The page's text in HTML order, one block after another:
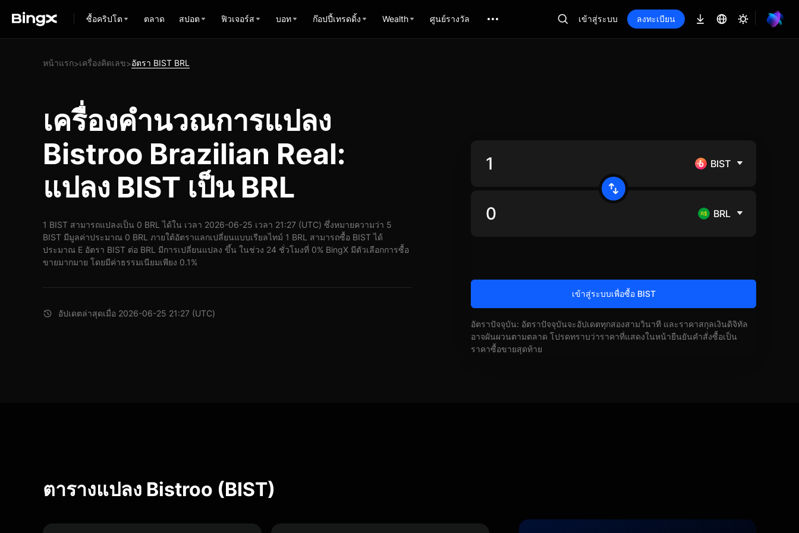
ซื้อคริปโต ตลาด สปอต ฟิวเจอร์ส บอท ก๊อปปี้เทรดดิ้ง Wealth ศูนย์รางวัล เข้าสู่ระบบ ลงทะเบียน
หน้าแรก>เครื่องคิดเลข>อัตรา BIST BRL
เครื่องคำนวณการแปลง
Bistroo Brazilian Real:
แปลง BIST เป็น BRL
1 BIST สามารถแปลงเป็น 0 BRL ได้ใน เวลา 2026-06-25 เวลา 21:27 (UTC) ซึ่งหมายความว่า 5
BIST มีมูลค่าประมาณ 0 BRL ภายใต้อัตราแลกเปลี่ยนแบบเรียลไทม์ 1 BRL สามารถซื้อ BIST ได้
ประมาณ E อัตรา BIST ต่อ BRL มีการเปลี่ยนแปลง ขึ้น ในช่วง 24 ชั่วโมงที่ 0% BingX มีตัวเลือกการซื้อ
ขายมากมาย โดยมีค่าธรรมเนียมเพียง 0.1%
อัปเดตล่าสุดเมื่อ 2026-06-25 21:27 (UTC)
BIST
BRL
เข้าสู่ระบบเพื่อซื้อ BIST
อัตราปัจจุบัน: อัตราปัจจุบันจะอัปเดตทุกสองสามวินาที และราคาสกุลเงินดิจิทัล
อาจผันผวนตามตลาด โปรดทราบว่าราคาที่แสดงในหน้ายืนยันคำสั่งซื้อเป็น
ราคาซื้อขายสุดท้าย
ตารางแปลง Bistroo (BIST)